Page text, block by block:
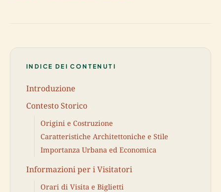
INDICE DEI CONTENUTI
Introduzione
Contesto Storico
Origini e Costruzione
Caratteristiche Architettoniche e Stile
Importanza Urbana ed Economica
Informazioni per i Visitatori
Orari di Visita e Biglietti